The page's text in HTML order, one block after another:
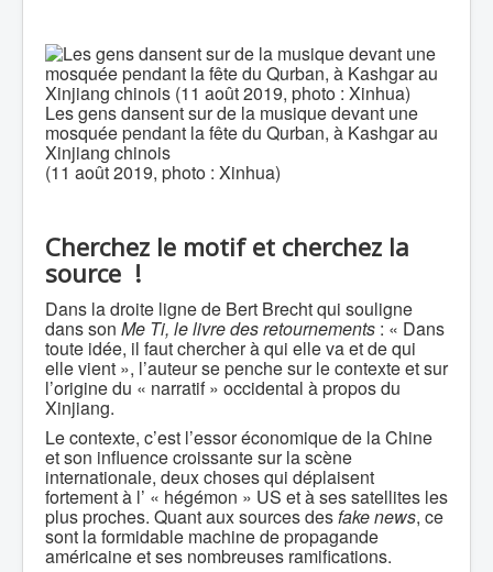
Les gens dansent sur de la musique devant une
mosquée pendant la fête du Qurban, à Kashgar au
Xinjiang chinois
(11 août 2019, photo : Xinhua)
Cherchez le motif et cherchez la
source !
Dans la droite ligne de Bert Brecht qui souligne
dans son Me Ti, le livre des retournements : « Dans
toute idée, il faut chercher à qui elle va et de qui
elle vient », l’auteur se penche sur le contexte et sur
l’origine du « narratif » occidental à propos du
Xinjiang.
Le contexte, c’est l’essor économique de la Chine
et son influence croissante sur la scène
internationale, deux choses qui déplaisent
fortement à l’ « hégémon » US et à ses satellites les
plus proches. Quant aux sources desfake news, ce
sont la formidable machine de propagande
américaine et ses nombreuses ramifications.